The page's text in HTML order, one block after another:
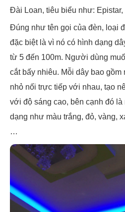
Đài Loan, tiêu biểu như:
Đúng như tên gọi của đèn, loại
đặc biệt là vì nó có hình dạng
từ 5 đến 100m. Người dùng
cắt bấy nhiêu. Mỗi dây bao gồm
nhỏ nối trực tiếp với nhau, tạo
với độ sáng cao, bên cạnh đó
dạng như màu trắng, đỏ, vàng,
…